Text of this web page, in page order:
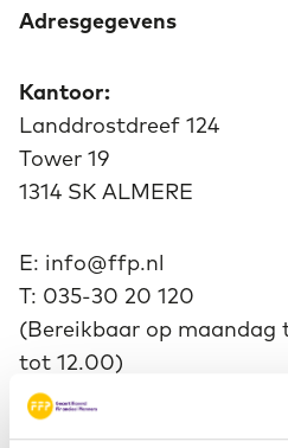
Adresgegevens
Kantoor:
Landdrostdreef 124
Tower 19
1314 SK ALMERE
E: info@ffp.nl
T: 035-30 20 120
(Bereikbaar op
tot 12.00)
Voor PE-vragen